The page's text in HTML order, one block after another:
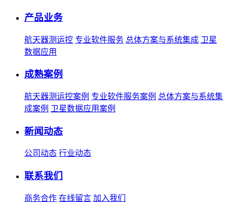
产品业务
航天器测运控 专业软件服务 总体方案与系统集成 卫星
数据应用
成熟案例
航天器测运控案例 专业软件服务案例 总体方案与系统集
成案例 卫星数据应用案例
新闻动态
公司动态 行业动态
联系我们
商务合作 在线留言 加入我们